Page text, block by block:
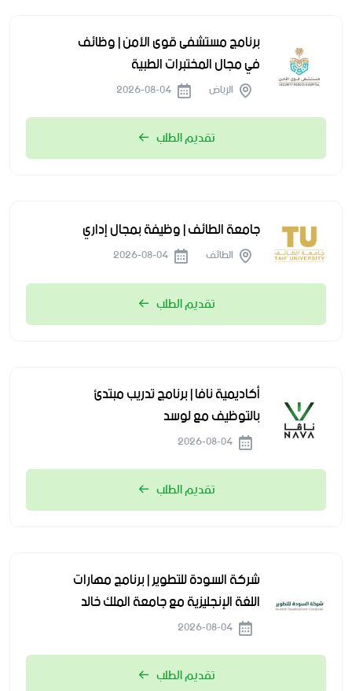
برنامج مستشفى قوى الأمن | وظائف
في مجال المختبرات الطبية
الرياض
تقديم الطلب
جامعة الطائف | وظيفة بمجال إداري
الطائف
تقديم الطلب
أكاديمية نافا | برنامج تدريب مبتدئ
بالتوظيف مع لوسد
تقديم الطلب
شركة السودة للتطوير | برنامج مهارات
اللغة الإنجليزية مع جامعة الملك خالد
تقديم الطلب